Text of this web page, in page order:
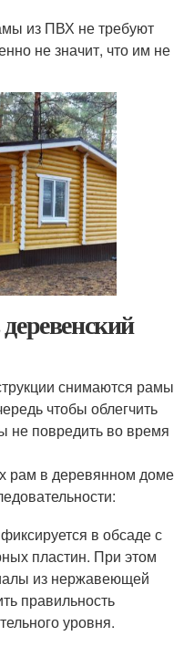
из ПВХ не требуют
не значит, что им не
снимаются рамы
чтобы облегчить
не повредить во время
рам в деревянном доме
в обсаде с
пластин. При этом
из нержавеющей
правильность
уровня.